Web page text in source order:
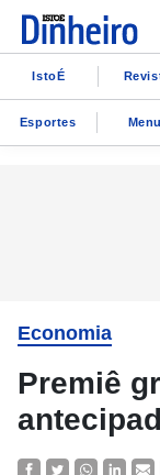
IstoÉ
Esportes Menu
Economia
Premiê